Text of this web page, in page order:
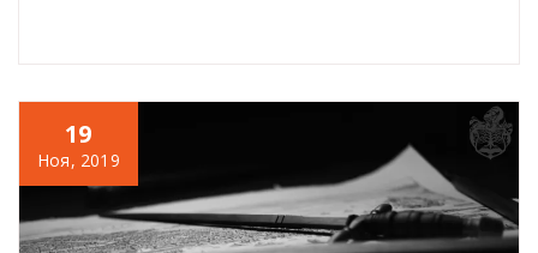
19
Ноя, 2019